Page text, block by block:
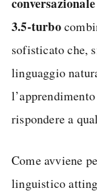
3.5-turbo
sofisticato che,
linguaggio
rispondere a
Come avviene
linguistico